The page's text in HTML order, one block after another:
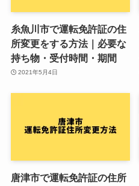
糸魚川市で運転免許証の住
所変更をする方法｜必要な
持ち物・受付時間・期間
2021年5月4日
唐津市で運転免許証の住所